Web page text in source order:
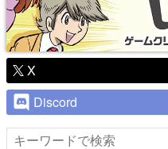
X
Discord